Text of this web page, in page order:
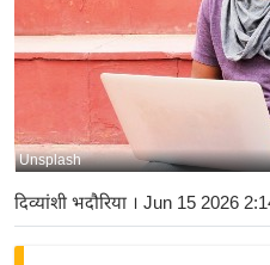
त
र्रा
य
बि
ज़
ने
Unsplash
दिव्यांशी भदौरिया । Jun 15 2026